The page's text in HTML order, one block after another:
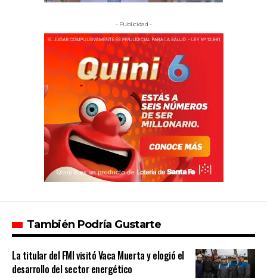
- Publicidad -
También Podría Gustarte
La titular del FMI visitó Vaca Muerta y elogió el
desarrollo del sector energético